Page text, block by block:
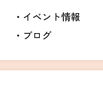
イベント情報
ブログ